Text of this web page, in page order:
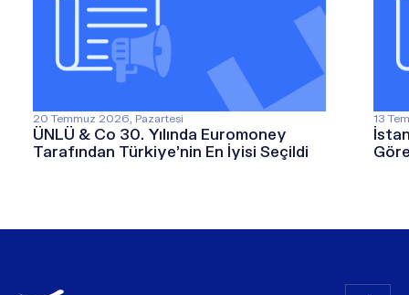
20 Temmuz 2026, Pazartesi
ÜNLÜ & Co 30. Yılında Euromoney
Tarafından Türkiye’nin En İyisi Seçildi
13